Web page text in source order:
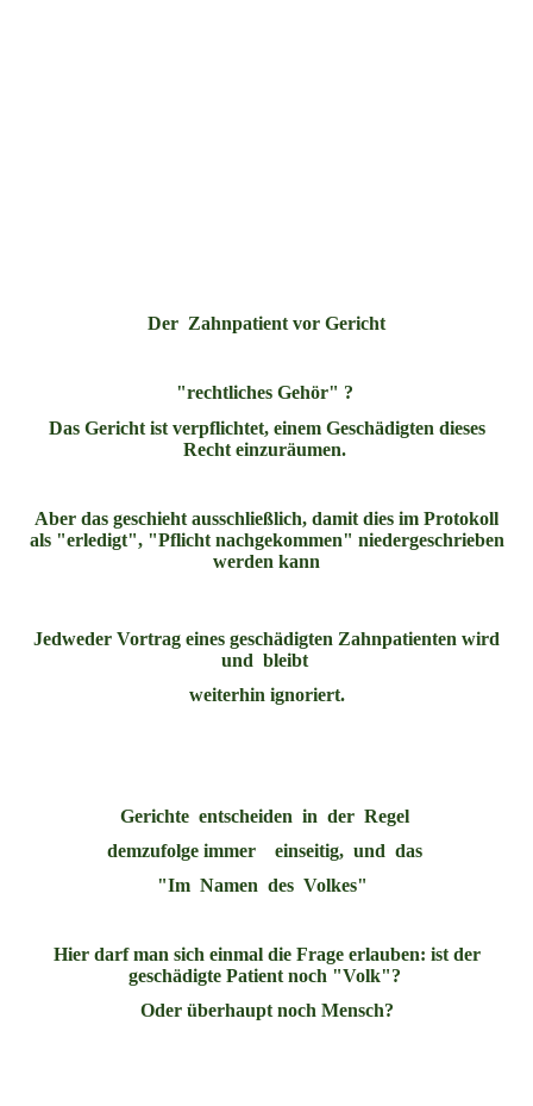
Der Zahnpatient vor Gericht
"rechtliches Gehör" ?
Das Gericht ist verpflichtet, einem Geschädigten dieses
Recht einzuräumen.
Aber das geschieht ausschließlich, damit dies im Protokoll
als "erledigt", "Pflicht nachgekommen" niedergeschrieben
werden kann
Jedweder Vortrag eines geschädigten Zahnpatienten wird
und bleibt
weiterhin ignoriert.
Gerichte entscheiden in der Regel
demzufolge immer einseitig, und das
"Im Namen des Volkes"
Hier darf man sich einmal die Frage erlauben: ist der
geschädigte Patient noch "Volk"?
Oder überhaupt noch Mensch?